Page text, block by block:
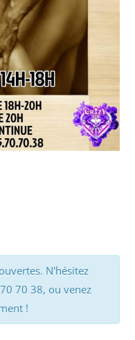
N'hésitez
70 38, ou venez
!